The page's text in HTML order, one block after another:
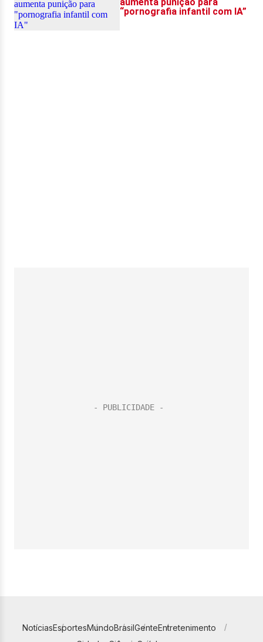
NotíciasEsportesMundoBrasilGenteEntretenimento